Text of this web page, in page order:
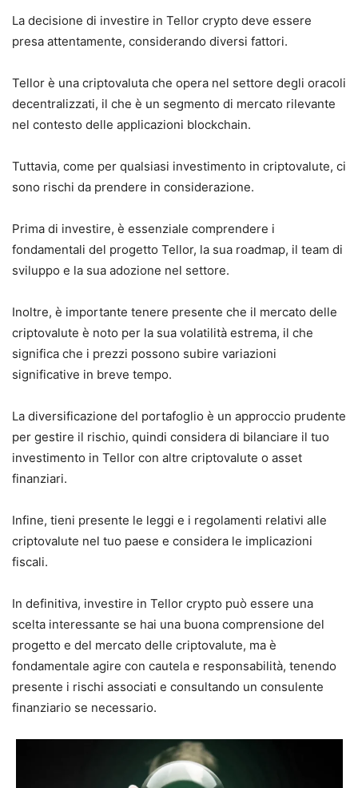
La decisione di investire in Tellor crypto deve essere
presa attentamente, considerando diversi fattori.
Tellor è una criptovaluta che opera nel settore degli oracoli
decentralizzati, il che è un segmento di mercato rilevante
nel contesto delle applicazioni blockchain.
Tuttavia, come per qualsiasi investimento in criptovalute, ci
sono rischi da prendere in considerazione.
Prima di investire, è essenziale comprendere i
fondamentali del progetto Tellor, la sua roadmap, il team di
sviluppo e la sua adozione nel settore.
Inoltre, è importante tenere presente che il mercato delle
criptovalute è noto per la sua volatilità estrema, il che
significa che i prezzi possono subire variazioni
significative in breve tempo.
La diversificazione del portafoglio è un approccio prudente
per gestire il rischio, quindi considera di bilanciare il tuo
investimento in Tellor con altre criptovalute o asset
finanziari.
Infine, tieni presente le leggi e i regolamenti relativi alle
criptovalute nel tuo paese e considera le implicazioni
fiscali.
In definitiva, investire in Tellor crypto può essere una
scelta interessante se hai una buona comprensione del
progetto e del mercato delle criptovalute, ma è
fondamentale agire con cautela e responsabilità, tenendo
presente i rischi associati e consultando un consulente
finanziario se necessario.